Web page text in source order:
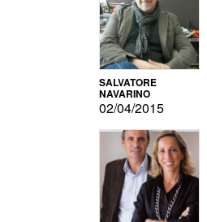
SALVATORE
NAVARINO
02/04/2015